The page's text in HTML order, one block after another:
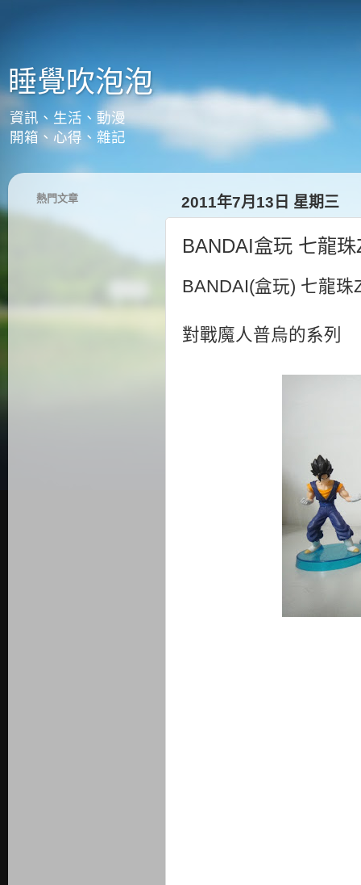
睡覺吹泡泡
資訊、生活、動漫
開箱、心得、雜記
2011年7月13日 星期三
BANDAI盒玩 七龍
BANDAI(盒玩) 七龍
對戰魔人普烏的系列
熱門文章